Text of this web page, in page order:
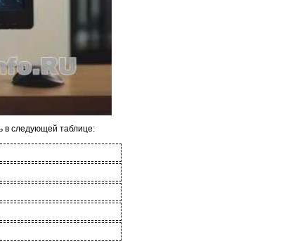
в следующей таблице: